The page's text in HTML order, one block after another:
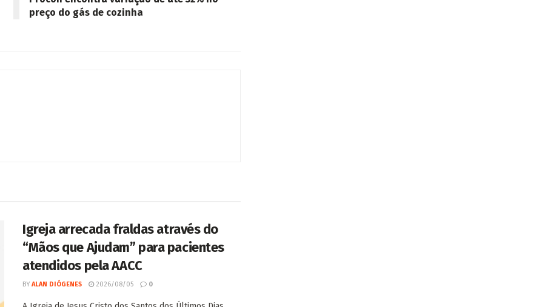
preço do gás de cozinha
Igreja arrecada fraldas através do
“Mãos que Ajudam” para pacientes
atendidos pela AACC
BY ALAN DIÓGENES 2026/08/05 0